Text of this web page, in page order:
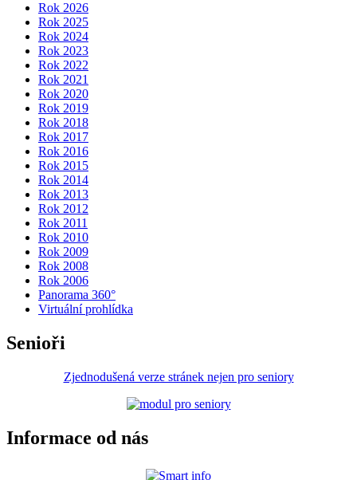
Rok 2026
Rok 2025
Rok 2024
Rok 2023
Rok 2022
Rok 2021
Rok 2020
Rok 2019
Rok 2018
Rok 2017
Rok 2016
Rok 2015
Rok 2014
Rok 2013
Rok 2012
Rok 2011
Rok 2010
Rok 2009
Rok 2008
Rok 2006
Panorama 360°
Virtuální prohlídka
Senioři
Zjednodušená verze stránek nejen pro seniory
Informace od nás